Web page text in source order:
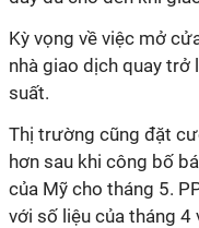
Kỳ vọng về việc mở
nhà giao dịch quay trở
suất.
Thị trường cũng đặt
hơn sau khi công bố
của Mỹ cho tháng 5.
với số liệu của tháng